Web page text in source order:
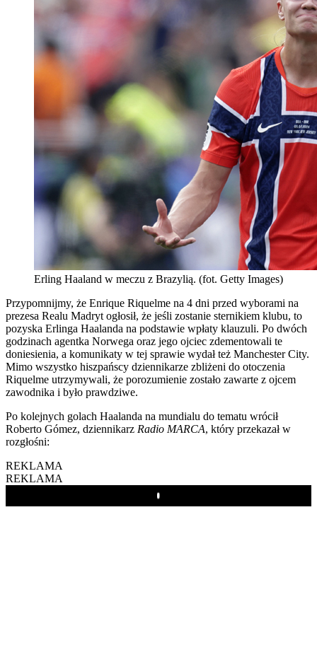
Erling Haaland w meczu z Brazylią. (fot. Getty Images)
Przypomnijmy, że Enrique Riquelme na 4 dni przed wyborami na
prezesa Realu Madryt ogłosił, że jeśli zostanie sternikiem klubu, to
pozyska Erlinga Haalanda na podstawie wpłaty klauzuli. Po dwóch
godzinach agentka Norwega oraz jego ojciec zdementowali te
doniesienia, a komunikaty w tej sprawie wydał też Manchester City.
Mimo wszystko hiszpańscy dziennikarze zbliżeni do otoczenia
Riquelme utrzymywali, że porozumienie zostało zawarte z ojcem
zawodnika i było prawdziwe.
Po kolejnych golach Haalanda na mundialu do tematu wrócił
Roberto Gómez, dziennikarz Radio MARCA, który przekazał w
rozgłośni:
REKLAMA
REKLAMA
Play